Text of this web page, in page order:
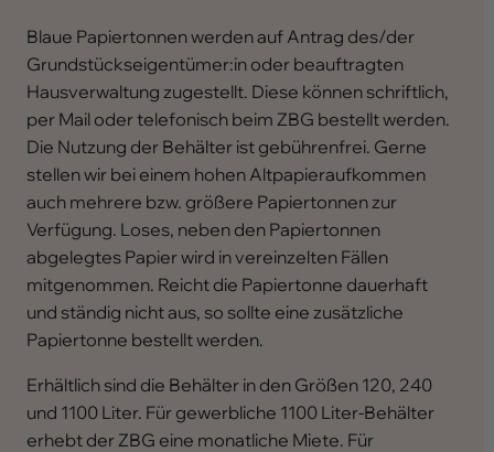
Blaue Papiertonnen werden auf Antrag des/der
Grundstückseigentümer:in oder beauftragten
Hausverwaltung zugestellt. Diese können schriftlich,
per Mail oder telefonisch beim ZBG bestellt werden.
Die Nutzung der Behälter ist gebührenfrei. Gerne
stellen wir bei einem hohen Altpapieraufkommen
auch mehrere bzw. größere Papiertonnen zur
Verfügung. Loses, neben den Papiertonnen
abgelegtes Papier wird in vereinzelten Fällen
mitgenommen. Reicht die Papiertonne dauerhaft
und ständig nicht aus, so sollte eine zusätzliche
Papiertonne bestellt werden.
Erhältlich sind die Behälter in den Größen 120, 240
und 1100 Liter. Für gewerbliche 1100 Liter-Behälter
erhebt der ZBG eine monatliche Miete. Für